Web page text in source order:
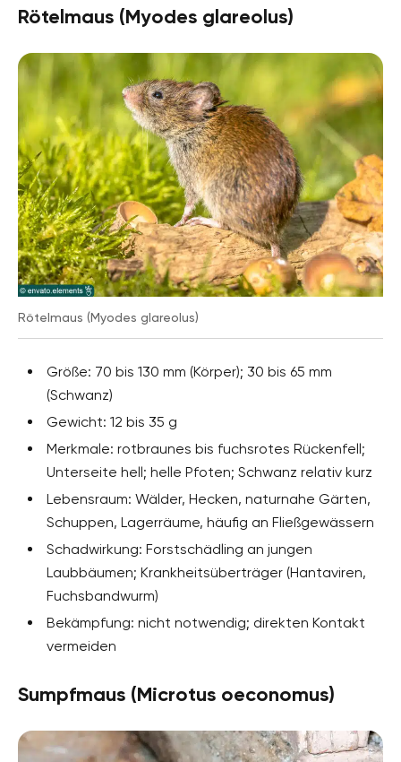
Rötelmaus (Myodes glareolus)
Rötelmaus (Myodes glareolus)
Größe: 70 bis 130 mm (Körper); 30 bis 65 mm
(Schwanz)
Gewicht: 12 bis 35 g
Merkmale: rotbraunes bis fuchsrotes Rückenfell;
Unterseite hell; helle Pfoten; Schwanz relativ kurz
Lebensraum: Wälder, Hecken, naturnahe Gärten,
Schuppen, Lagerräume, häufig an Fließgewässern
Schadwirkung: Forstschädling an jungen
Laubbäumen; Krankheitsüberträger (Hantaviren,
Fuchsbandwurm)
Bekämpfung: nicht notwendig; direkten Kontakt
vermeiden
Sumpfmaus (Microtus oeconomus)